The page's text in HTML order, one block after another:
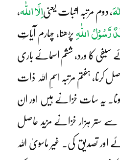
، دوم مرتبہ اثبات یعنیاِلَّا اللّٰہ،
رَّسُوْلُ اللّٰہِ پڑھنا، چہارم آیاتِ
سیفی کا ورد، ششم اسمائے باری
کرنا، ہفتم مرتبہ اسمِ اللہ ذات
یہ سات خزانے ہیں اور ان
ستر ہزار خزانے مزید حاصل
تصدیق کی۔ غیر ماسویٰ اللہ